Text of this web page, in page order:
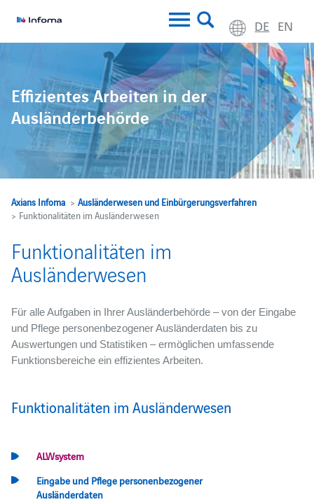
DE EN
Effizientes Arbeiten in der
Ausländerbehörde
Axians Infoma> Ausländerwesen und Einbürgerungsverfahren
> Funktionalitäten im Ausländerwesen
Funktionalitäten im
Ausländerwesen
Für alle Aufgaben in Ihrer Ausländerbehörde – von der Eingabe
und Pflege personenbezogener Ausländerdaten bis zu
Auswertungen und Statistiken – ermöglichen umfassende
Funktionsbereiche ein effizientes Arbeiten.
Funktionalitäten im Ausländerwesen
ALWsystem
Eingabe und Pflege personenbezogener
Ausländerdaten